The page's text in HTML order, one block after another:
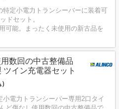
特定小電力トランシーバーに装着可
ドセット。
可能。まったく未使用の新古品を
数回の中古整備品
ツイン充電器セット
小電力トランシーバー専用2口タイ